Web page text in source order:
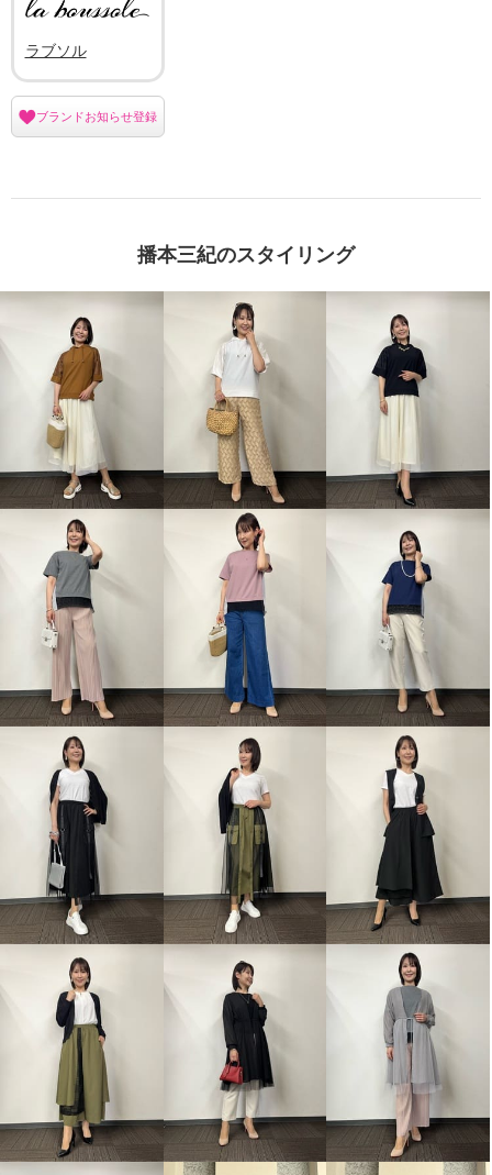
ラブソル
ブランドお知らせ登録
播本三紀のスタイリング